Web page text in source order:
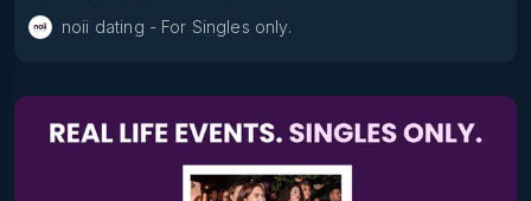
noii dating - For Singles only.